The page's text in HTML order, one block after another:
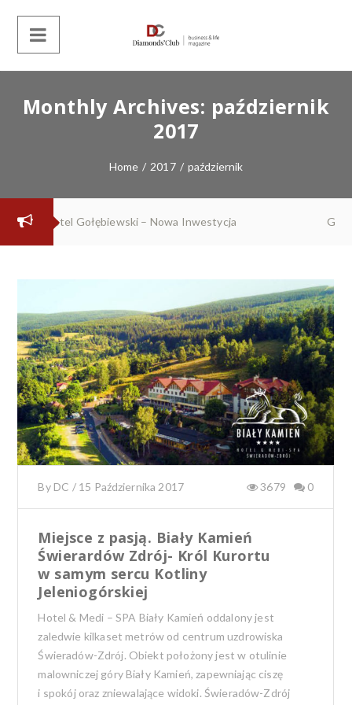
Monthly Archives: październik
2017
Home / 2017 / październik
Gala Orły 2020
By DC / 15 Października 2017 3679 0
Miejsce z pasją. Biały Kamień
Świerardów Zdrój- Król Kurortu
w samym sercu Kotliny
Jeleniogórskiej
Hotel & Medi – SPA Biały Kamień oddalony jest
zaledwie kilkaset metrów od centrum uzdrowiska
Świeradów-Zdrój. Obiekt położony jest w otulinie
malowniczej góry Biały Kamień, zapewniając ciszę
i spokój oraz zniewalające widoki. Świeradów-Zdrój